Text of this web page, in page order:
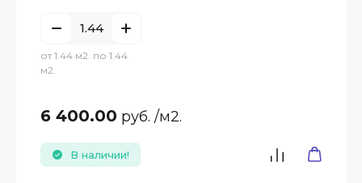
от 1.44 м2. по 1.44
м2.
6 400.00 руб. /м2.
В наличии!